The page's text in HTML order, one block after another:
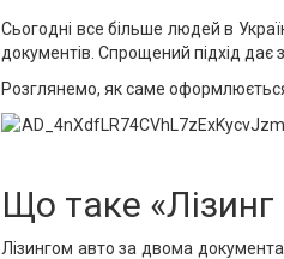
Сьогодні все більше людей в
документів. Спрощений підхід
Розглянемо, як саме
Що таке
Лізингом авто за двома